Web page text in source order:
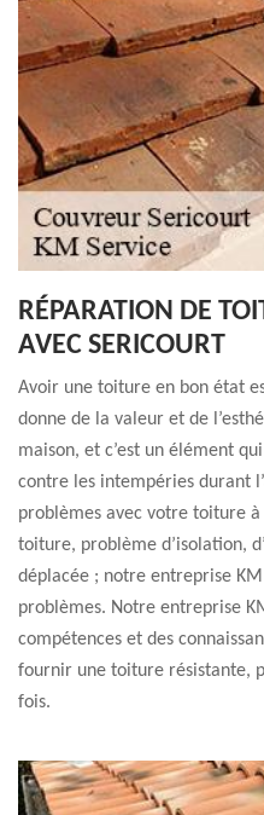
RÉPARATION DE
AVEC SERICOURT
Avoir une toiture en bon état
donne de la valeur et de
maison, et c’est un élément
contre les intempéries durant
problèmes avec votre toiture
toiture, problème d’isolation,
déplacée ; notre entreprise KM
problèmes. Notre entreprise
compétences et des
fournir une toiture résistante,
fois.